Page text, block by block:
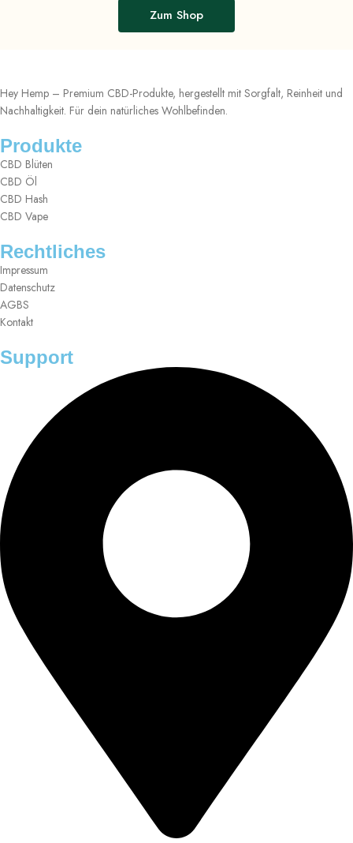
Zum Shop
Hey Hemp – Premium CBD-Produkte, hergestellt mit Sorgfalt, Reinheit und
Nachhaltigkeit. Für dein natürliches Wohlbefinden.
Produkte
CBD Blüten
CBD Öl
CBD Hash
CBD Vape
Rechtliches
Impressum
Datenschutz
AGBS
Kontakt
Support